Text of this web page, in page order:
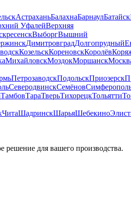
АстраханьБалахнаБарнаулБатайск
УфалейВерхняя
ВыборгВышний
ДимитровградДолгопрудный
КозельскКореновскКоролёв
МихайловскМоздокМоршанск
ПетрозаводскПодольскПриозерск
СеверодвинскСемёнов
ТамбовТараТверьТихорецкТольятти
ЧитаШадринскШарьяШебекино
решение для вашего производства.